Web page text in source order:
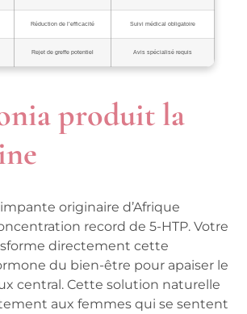
Réduction de l’efficacité Suivi médical obligatoire
Rejet de greffe potentiel Avis spécialisé requis
produit la
originaire d’Afrique
record de 5-HTP. Votre
directement cette
du bien-être pour apaiser le
central. Cette solution naturelle
aux femmes qui se sentent